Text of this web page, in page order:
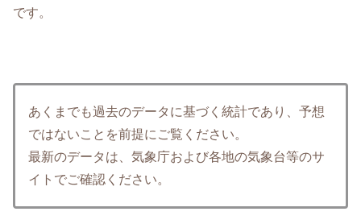
です。
あくまでも過去のデータに基づく統計であり、予想
ではないことを前提にご覧ください。
最新のデータは、気象庁および各地の気象台等のサ
イトでご確認ください。